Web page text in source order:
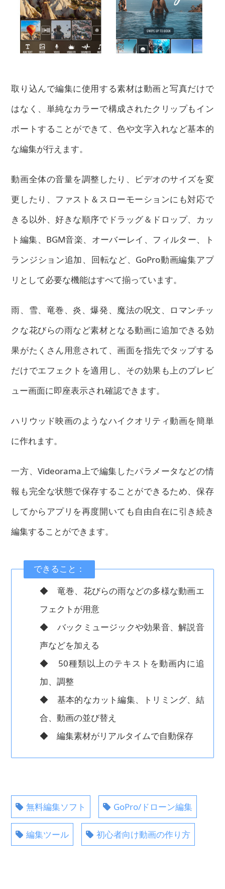
取り込んで編集に使用する素材は動画と写真だけで
はなく、単純なカラーで構成されたクリップもイン
ポートすることができて、色や文字入れなど基本的
な編集が行えます。
動画全体の音量を調整したり、ビデオのサイズを変
更したり、ファスト＆スローモーションにも対応で
きる以外、好きな順序でドラッグ＆ドロップ、カッ
ト編集、BGM音楽、オーバーレイ、フィルター、ト
ランジション追加、回転など、GoPro動画編集アプ
リとして必要な機能はすべて揃っています。
雨、雪、竜巻、炎、爆発、魔法の呪文、ロマンチッ
クな花びらの雨など素材となる動画に追加できる効
果がたくさん用意されて、画面を指先でタップする
だけでエフェクトを適用し、その効果も上のプレビ
ュー画面に即座表示され確認できます。
ハリウッド映画のようなハイクオリティ動画を簡単
に作れます。
一方、Videorama上で編集したパラメータなどの情
報も完全な状態で保存することができるため、保存
してからアプリを再度開いても自由自在に引き続き
編集することができます。
できること：
◆ 竜巻、花びらの雨などの多様な動画エ
フェクトが用意
◆ バックミュージックや効果音、解説音
声などを加える
◆ 50種類以上のテキストを動画内に追
加、調整
◆ 基本的なカット編集、トリミング、結
合、動画の並び替え
◆ 編集素材がリアルタイムで自動保存
無料編集ソフト GoPro/ドローン編集
編集ツール 初心者向け動画の作り方